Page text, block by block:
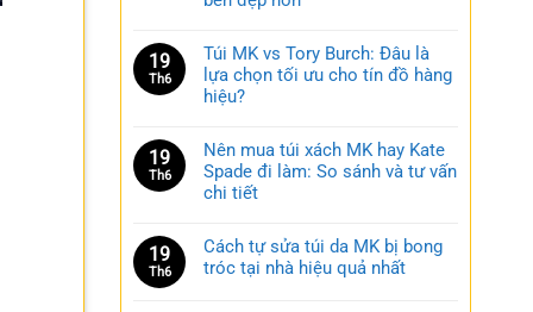
19
Th6
Túi MK vs Tory Burch: Đâu là
lựa chọn tối ưu cho tín đồ hàng
hiệu?
19
Th6
Nên mua túi xách MK hay Kate
Spade đi làm: So sánh và tư vấn
chi tiết
19
Th6
Cách tự sửa túi da MK bị bong
tróc tại nhà hiệu quả nhất